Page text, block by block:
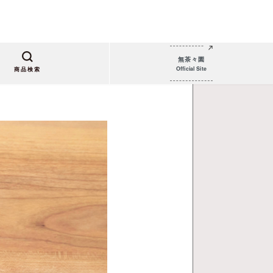
無茶々園
Official Site